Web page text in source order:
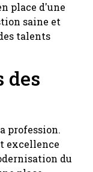
place d'une
saine et
talents
des
profession.
excellence
du